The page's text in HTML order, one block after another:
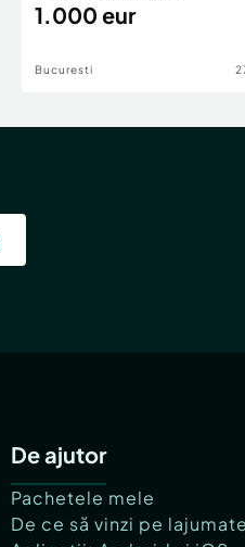
1.000 eur
Bucuresti
De ajutor
Pachetele mele
De ce să vinzi pe